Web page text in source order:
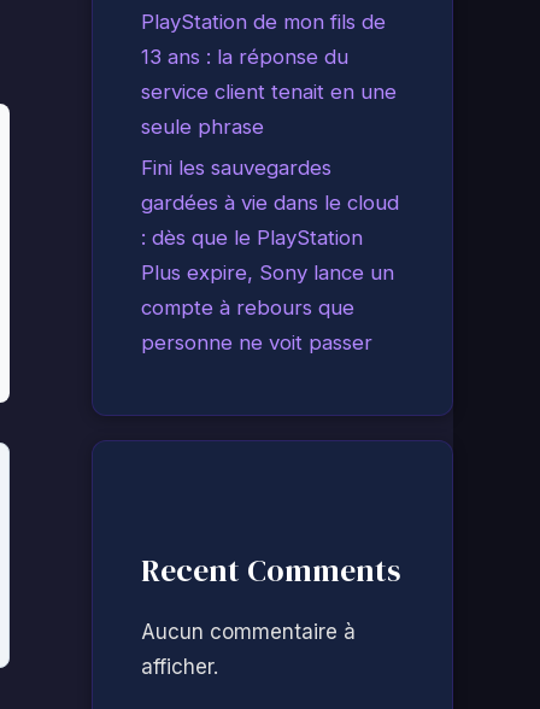
PlayStation de mon fils de
13 ans : la réponse du
service client tenait en une
seule phrase
Fini les sauvegardes
gardées à vie dans le cloud
: dès que le PlayStation
Plus expire, Sony lance un
compte à rebours que
personne ne voit passer
Recent Comments
Aucun commentaire à
afficher.